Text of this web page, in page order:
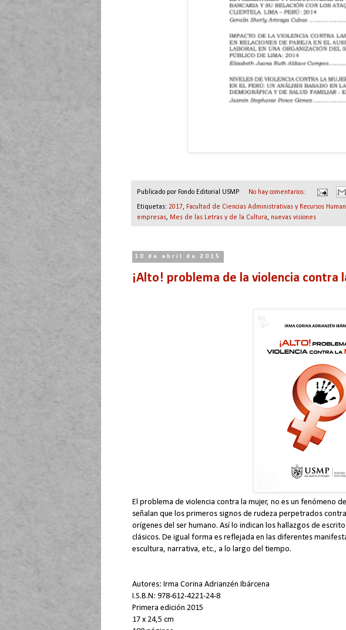
Publicado por Fondo Editorial USMP No hay comentarios:
Etiquetas: 2017, Facultad de Ciencias Administrativas y Recursos
empresas, Mes de las Letras y de la Cultura, nuevas visiones
10 de abril de 2015
¡Alto! problema de la violencia contra
El problema de violencia contra la mujer, no es un fenómeno
señalan que los primeros signos de rudeza perpetrados
orígenes del ser humano. Así lo indican los hallazgos de
clásicos. De igual forma es reflejada en las diferentes
escultura, narrativa, etc., a lo largo del tiempo.
Autores: Irma Corina Adrianzén Ibárcena
I.S.B.N: 978-612-4221-24-8
Primera edición 2015
17 x 24,5 cm